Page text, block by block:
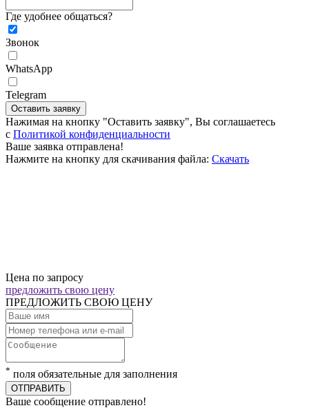
Где удобнее общаться?
Звонок
WhatsApp
Telegram
Оставить заявку
Нажимая на кнопку "Оставить заявку", Вы соглашаетесь
c Политикой конфиденциальности
Ваше заявка отправлена!
Нажмите на кнопку для скачивания файла: Скачать
Цена по запросу
предложить свою цену
ПРЕДЛОЖИТЬ СВОЮ ЦЕНУ
* поля обязательные для заполнения
ОТПРАВИТЬ
Ваше сообщение отправлено!